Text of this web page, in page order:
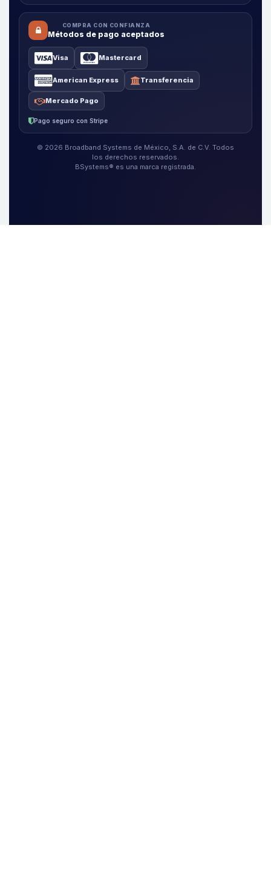
COMPRA CON CONFIANZA
Métodos de pago aceptados
Visa Mastercard
American Express Transferencia
Mercado Pago
Pago seguro con Stripe
© 2026 Broadband Systems de México, S.A. de C.V. Todos
los derechos reservados.
BSystems® es una marca registrada.